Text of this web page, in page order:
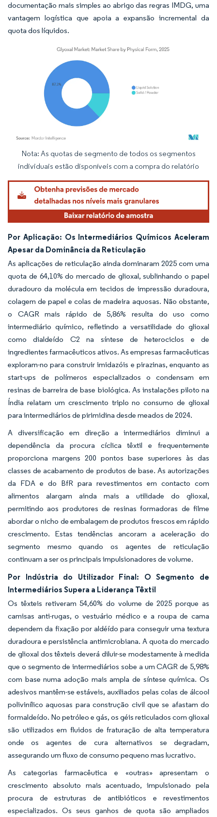
documentação mais simples ao abrigo das regras IMDG, uma
vantagem logística que apoia a expansão incremental da
quota dos líquidos.
Imagem © Mordor Intelligence. O reuso requer atribuição conforme CC BY 4.0.
Nota: As quotas de segmento de todos os segmentos
individuais estão disponíveis com a compra do relatório
Por Aplicação: Os Intermediários Químicos Aceleram
Apesar da Dominância da Reticulação
As aplicações de reticulação ainda dominaram 2025 com uma
quota de 64,10% do mercado de glioxal, sublinhando o papel
duradouro da molécula em tecidos de impressão duradoura,
colagem de papel e colas de madeira aquosas. Não obstante,
o CAGR mais rápido de 5,86% resulta do uso como
intermediário químico, refletindo a versatilidade do glioxal
como dialdeído C2 na síntese de heterociclos e de
ingredientes farmacêuticos ativos. As empresas farmacêuticas
exploram-no para construir imidazóis e pirazinas, enquanto as
start-ups de polímeros especializados o condensam em
resinas de barreira de base biológica. As instalações piloto na
Índia relatam um crescimento triplo no consumo de glioxal
para intermediários de pirimidina desde meados de 2024.
A diversificação em direção a intermediários diminui a
dependência da procura cíclica têxtil e frequentemente
proporciona margens 200 pontos base superiores às das
classes de acabamento de produtos de base. As autorizações
da FDA e do BfR para revestimentos em contacto com
alimentos alargam ainda mais a utilidade do glioxal,
permitindo aos produtores de resinas formadoras de filme
abordar o nicho de embalagem de produtos frescos em rápido
crescimento. Estas tendências ancoram a aceleração do
segmento mesmo quando os agentes de reticulação
continuam a ser os principais impulsionadores de volume.
Por Indústria do Utilizador Final: O Segmento de
Intermediários Supera a Liderança Têxtil
Os têxteis retiveram 54,60% do volume de 2025 porque as
camisas anti-rugas, o vestuário médico e a roupa de cama
dependem da fixação por aldéído para conseguir uma textura
duradoura e persistência antimicrobiana. A quota do mercado
de glioxal dos têxteis deverá diluir-se modestamente à medida
que o segmento de intermediários sobe a um CAGR de 5,98%
com base numa adoção mais ampla de síntese química. Os
adesivos mantêm-se estáveis, auxiliados pelas colas de álcool
polivinílico aquosas para construção civil que se afastam do
formaldeído. No petróleo e gás, os géis reticulados com glioxal
são utilizados em fluidos de fraturação de alta temperatura
onde os agentes de cura alternativos se degradam,
assegurando um fluxo de consumo pequeno mas lucrativo.
As categorias farmacêutica e «outras» apresentam o
crescimento absoluto mais acentuado, impulsionado pela
procura de estruturas de antibióticos e revestimentos
especializados. Os seus ganhos de quota são ampliados